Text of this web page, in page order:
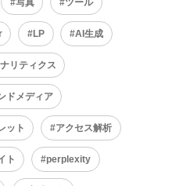
写真 ツール
LP AI生成
リティクス
ドメディア
ット アクセス解析
ト perplexity